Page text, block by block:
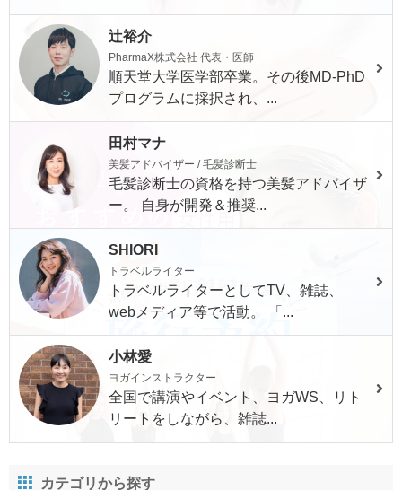
辻裕介
PharmaX株式会社 代表・医師
順天堂大学医学部卒業。その後MD-PhD
プログラムに採択され、...
田村マナ
美髪アドバイザー / 毛髪診断士
毛髪診断士の資格を持つ美髪アドバイザ
ー。 自身が開発＆推奨...
SHIORI
トラベルライター
トラベルライターとしてTV、雑誌、
webメディア等で活動。 「...
小林愛
ヨガインストラクター
全国で講演やイベント、ヨガWS、リト
リートをしながら、雑誌...
カテゴリから探す